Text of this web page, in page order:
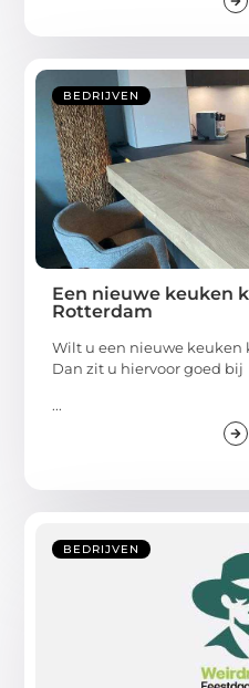
BEDRIJVEN
Een nieuwe keuken
Rotterdam
Wilt u een nieuwe keuken
Dan zit u hiervoor goed bij
...
BEDRIJVEN